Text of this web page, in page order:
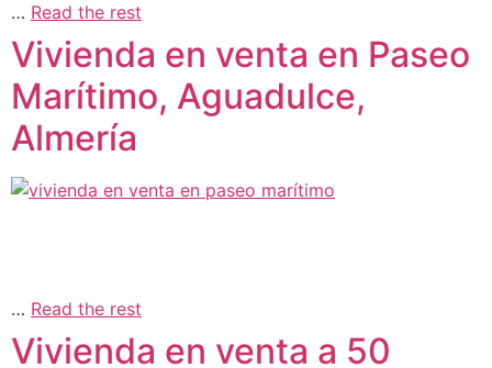
… Read the rest
Vivienda en venta en Paseo
Marítimo, Aguadulce,
Almería
… Read the rest
Vivienda en venta a 50